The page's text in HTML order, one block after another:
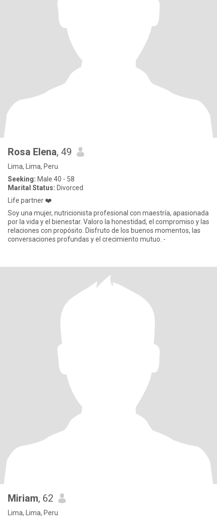
Rosa Elena, 49
Lima, Lima, Peru
Seeking: Male 40 - 58
Marital Status: Divorced
Life partner ❤️
Soy una mujer, nutricionista profesional con maestría, apasionada
por la vida y el bienestar. Valoro la honestidad, el compromiso y las
relaciones con propósito. Disfruto de los buenos momentos, las
conversaciones profundas y el crecimiento mutuo. -
Miriam, 62
Lima, Lima, Peru